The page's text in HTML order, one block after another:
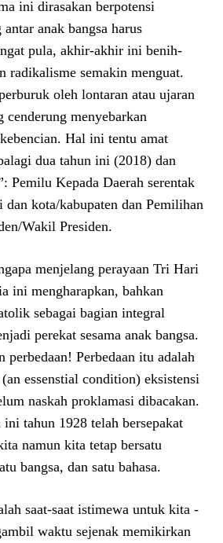
ini dirasakan berpotensi
anak bangsa harus
pula, akhir-akhir ini benih-
radikalisme semakin menguat.
oleh lontaran atau ujaran
cenderung menyebarkan
Hal ini tentu amat
dua tahun ini (2018) dan
Pemilu Kepada Daerah serentak
kota/kabupaten dan Pemilihan
Wakil Presiden.
menjelang perayaan Tri Hari
ini mengharapkan, bahkan
sebagai bagian integral
perekat sesama anak bangsa.
perbedaan! Perbedaan itu adalah
essenstial condition) eksistensi
naskah proklamasi dibacakan.
ini tahun 1928 telah bersepakat
namun kita tetap bersatu
bangsa, dan satu bahasa.
saat-saat istimewa untuk kita -
waktu sejenak memikirkan